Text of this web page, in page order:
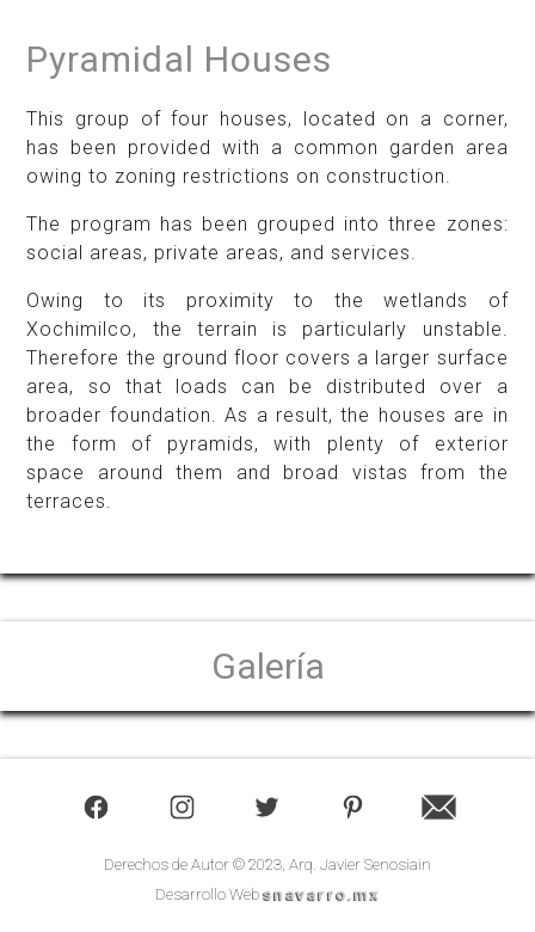
Pyramidal Houses
This group of four houses, located on a corner,
has been provided with a common garden area
owing to zoning restrictions on construction.
The program has been grouped into three zones:
social areas, private areas, and services.
Owing to its proximity to the wetlands of
Xochimilco, the terrain is particularly unstable.
Therefore the ground floor covers a larger surface
area, so that loads can be distributed over a
broader foundation. As a result, the houses are in
the form of pyramids, with plenty of exterior
space around them and broad vistas from the
terraces.
Galería
Derechos de Autor © 2023, Arq. Javier Senosiain
Desarrollo Web snavarro.mx